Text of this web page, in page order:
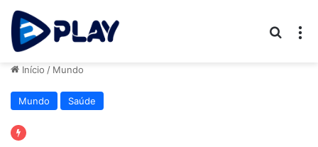
Início / Mundo
Mundo Saúde